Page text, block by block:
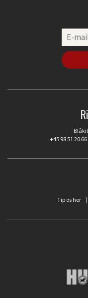
+45 98 51 20 66
Tip os her